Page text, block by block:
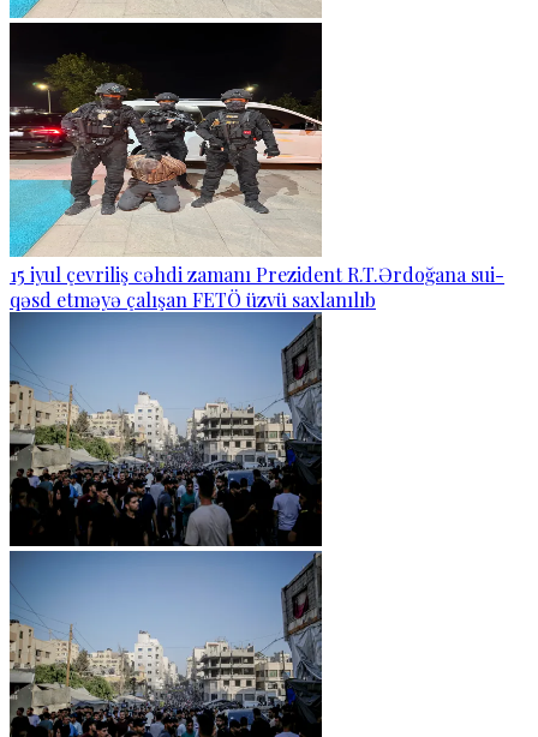
15 iyul çevriliş cəhdi zamanı Prezident R.T.Ərdoğana sui-
qəsd etməyə çalışan FETÖ üzvü saxlanılıb